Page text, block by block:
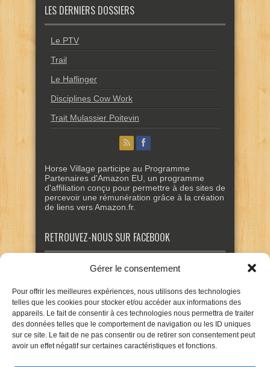
Gérer le consentement
Pour offrir les meilleures expériences, nous utilisons des technologies
telles que les cookies pour stocker et/ou accéder aux informations des
appareils. Le fait de consentir à ces technologies nous permettra de traiter
des données telles que le comportement de navigation ou les ID uniques
sur ce site. Le fait de ne pas consentir ou de retirer son consentement peut
avoir un effet négatif sur certaines caractéristiques et fonctions.
LES DERNIERS DOSSIERS
Le PTV
Trail
Le Haflinger
Disciplines Cow Work
Trait Mulassier Poitevin
Horse Village participe au Programme
Partenaires d'Amazon EU, un programme
d'affiliation conçu pour permettre à des sites de
percevoir une rémunération grâce à la création
de liens vers Amazon.fr.
RETROUVEZ-NOUS SUR FACEBOOK